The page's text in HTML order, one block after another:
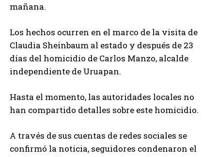
mañana.
Los hechos ocurren en el marco de la visita de
Claudia Sheinbaum al estado y después de 23
días del homicidio de Carlos Manzo, alcalde
independiente de Uruapan.
Hasta el momento, las autoridades locales no
han compartido detalles sobre este homicidio.
A través de sus cuentas de redes sociales se
confirmó la noticia, seguidores condenaron el